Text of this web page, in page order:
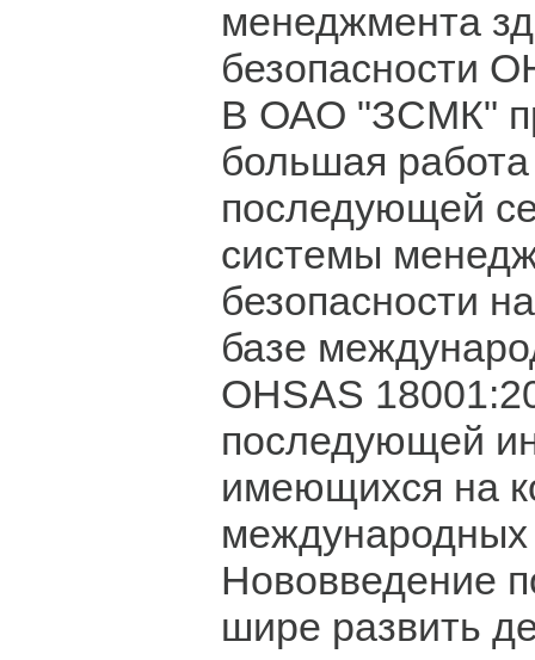
менеджмента
безопасности
В ОАО "ЗСМК"
большая
последующей
системы
безопасности
базе
OHSAS
последующей
имеющихся на
международных
Нововведение
шире развить